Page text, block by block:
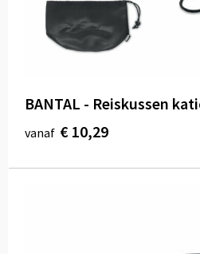
BANTAL - Reiskussen
vanaf € 10,29